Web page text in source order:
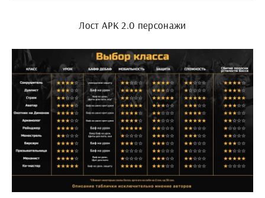
Лост АРК 2.0 персонажи